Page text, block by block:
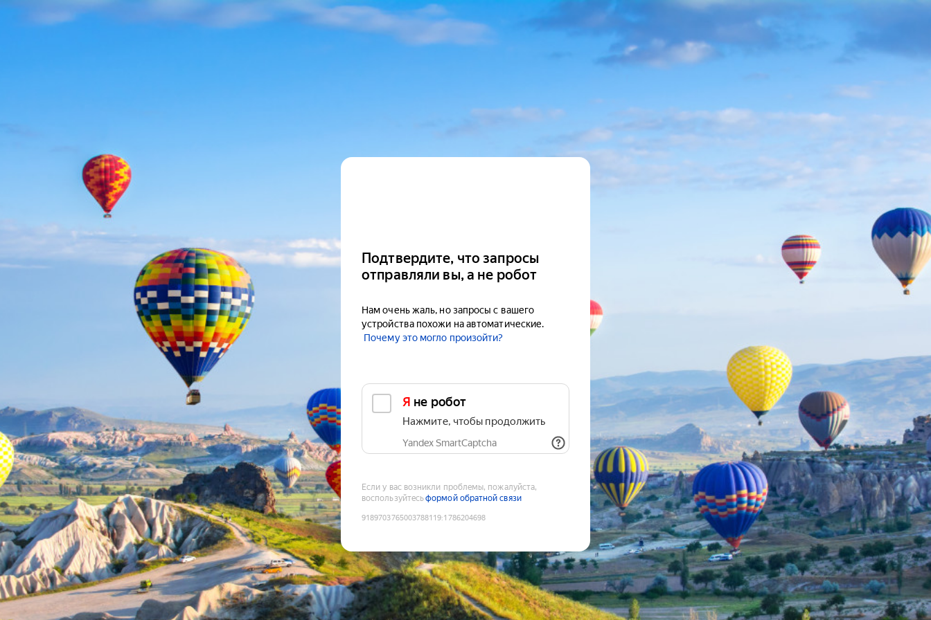
Подтвердите, что запросы
отправляли вы, а не робот
Нам очень жаль, но запросы с вашего
устройства похожи на автоматические.
Почему это могло произойти?
Я не робот
Нажмите, чтобы продолжить
Yandex SmartCaptcha
Если у вас возникли проблемы, пожалуйста,
воспользуйтесьформой обратной связи
9189703765003788119:1786204698